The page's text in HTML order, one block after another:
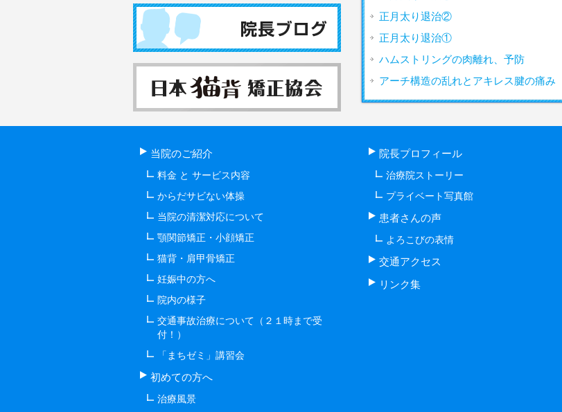
正月太り退治②
正月太り退治①
ハムストリングの肉離れ、予防
アーチ構造の乱れとアキレス腱の痛み
当院のご紹介
料金 と サービス内容
からだサビない体操
当院の清潔対応について
顎関節矯正・小顔矯正
猫背・肩甲骨矯正
妊娠中の方へ
院内の様子
交通事故治療について（２１時まで受
付！）
「まちゼミ」講習会
初めての方へ
治療風景
院長プロフィール
治療院ストーリー
プライベート写真館
患者さんの声
よろこびの表情
交通アクセス
リンク集